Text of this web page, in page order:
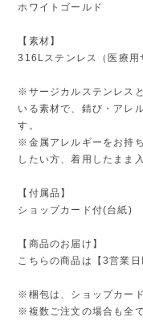
ホワイトゴールド
【素材】
316Lステンレス（医療用
※サージカルステンレス
いる素材で、錆び・アレ
す。
※金属アレルギーをお持
したい方、着用したまま
【付属品】
ショップカード付(台紙)
【商品のお届け】
こちらの商品は【3営業
※梱包は、ショップカー
※複数ご注文の場合も全